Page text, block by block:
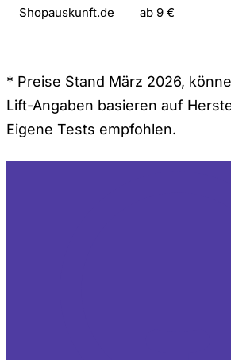
Shopauskunft.de ab 9 €
* Preise Stand März 2026,
Lift-Angaben basieren auf
Eigene Tests empfohlen.